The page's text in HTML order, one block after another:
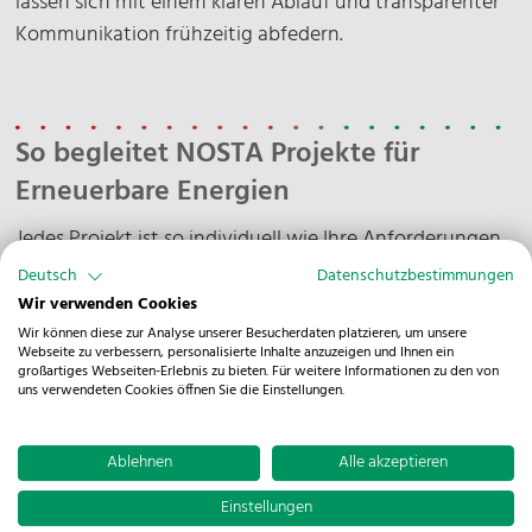
Kommunikation frühzeitig abfedern.
So begleitet NOSTA Projekte für
Erneuerbare Energien
Jedes Projekt ist so individuell wie Ihre Anforderungen.
Deshalb gibt es auch nicht den einen, standardisierten
Ablauf für die logistischen Prozesse. Einige Punkte sind
uns jedoch besonders wichtig für eine erfolgreiche
Durchführung.
Nach Vertragsabschluss wird ein Projektteam
Regelmäßiges Reporting
Deutsch
Datenschutzbestimmungen
Wir verwenden Cookies
Wir können diese zur Analyse unserer Besucherdaten platzieren, um unsere
Webseite zu verbessern, personalisierte Inhalte anzuzeigen und Ihnen ein
großartiges Webseiten-Erlebnis zu bieten. Für weitere Informationen zu den von
uns verwendeten Cookies öffnen Sie die Einstellungen.
Ablehnen
Alle akzeptieren
Einstellungen